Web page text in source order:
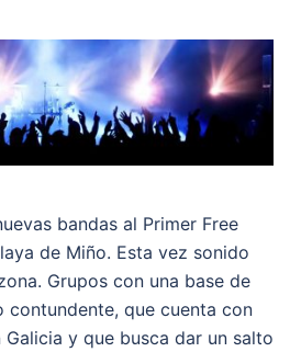
bandas al Primer Free
de Miño. Esta vez sonido
Grupos con una base de
contundente, que cuenta con
y que busca dar un salto